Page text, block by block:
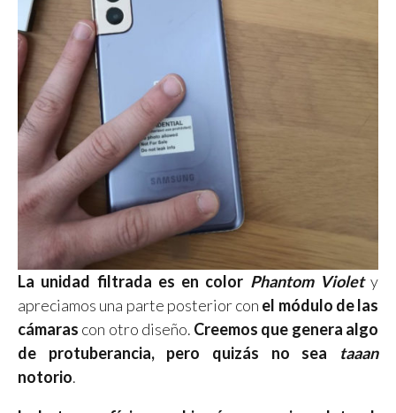
La unidad filtrada es en color Phantom Violety
apreciamos una parte posterior con el módulo de las
cámaras con otro diseño. Creemos que genera algo
de protuberancia, pero quizás no sea taaan
notorio.